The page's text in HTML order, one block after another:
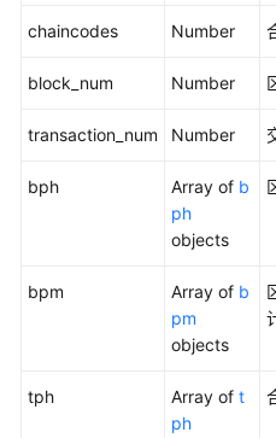
参
见
题
帮
多
chaincodes Number
block_num Number
transaction_num Number
bph Array of b
ph
objects
bpm Array of b
pm
objects
tph Array of t
ph